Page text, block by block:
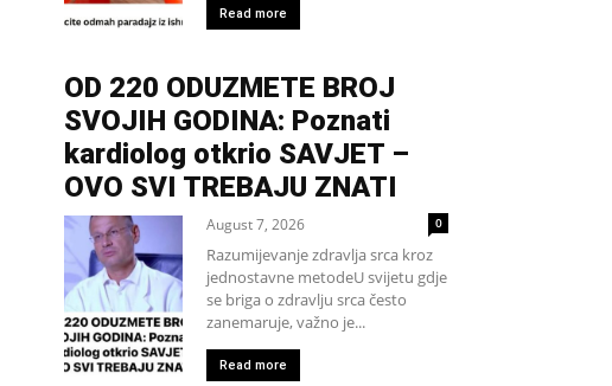
Read more
OD 220 ODUZMETE BROJ
SVOJIH GODINA: Poznati
kardiolog otkrio SAVJET –
OVO SVI TREBAJU ZNATI
August 7, 2026 0
Razumijevanje zdravlja srca kroz
jednostavne metodeU svijetu gdje
se briga o zdravlju srca često
zanemaruje, važno je...
Read more